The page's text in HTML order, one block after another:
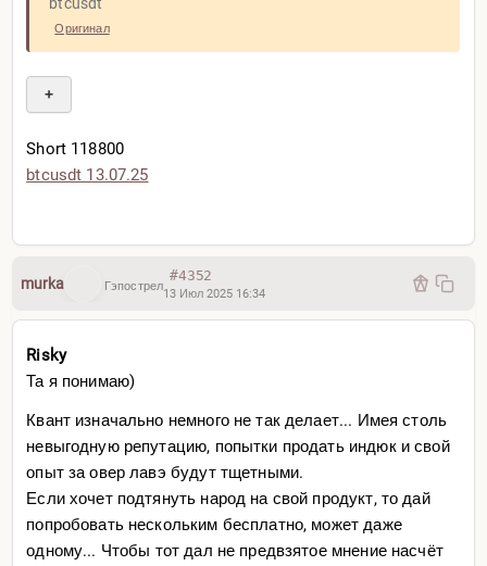
Оригинал
+
Short 118800
btcusdt 13.07.25
murka Гэпострел
#4352
13 Июл 2025 16:34
Risky
Та я понимаю)
Квант изначально немного не так делает... Имея столь
невыгодную репутацию, попытки продать индюк и свой
опыт за овер лавэ будут тщетными.
Если хочет подтянуть народ на свой продукт, то дай
попробовать нескольким бесплатно, может даже
одному... Чтобы тот дал не предвзятое мнение насчёт